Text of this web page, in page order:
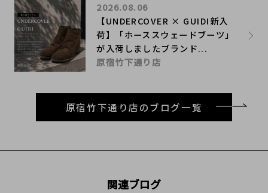
【UNDERCOVER × GUIDI新入
荷】「ホーススウェードブーツ」
が入荷しましたブランド...
2026.08.06
原宿竹下通り店
原宿竹下通り店のブログ一覧
関連ブログ